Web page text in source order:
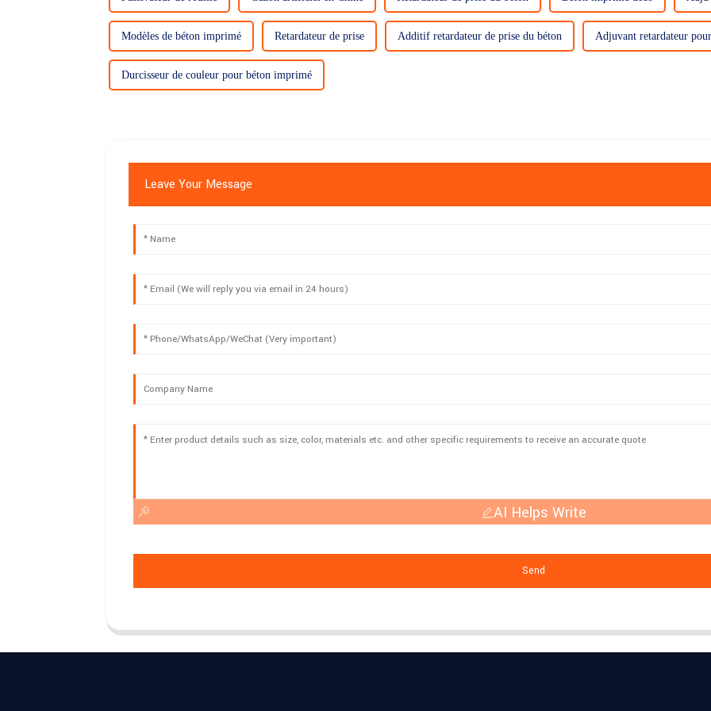
Modèles de béton imprimé Retardateur de prise Additif retardateur de prise du béton Adjuvant retardateur
Durcisseur de couleur pour béton imprimé
Leave Your Message
AI Helps Write
Send